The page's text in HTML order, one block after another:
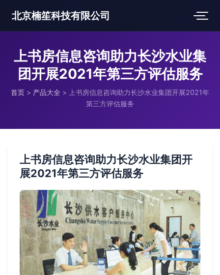
北京楠笙科技有限公司
上书房信息咨询助力长沙水业集
团开展2021年第三方评估服务
首页 > 产品大全 > 上书房信息咨询助力长沙水业集团开展2021年
第三方评估服务
上书房信息咨询助力长沙水业集团开
展2021年第三方评估服务